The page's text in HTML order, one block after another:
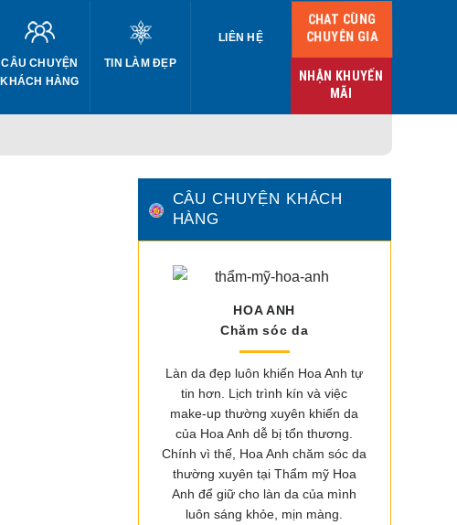
CÂU CHUYỆN
KHÁCH HÀNG
TIN LÀM ĐẸP
LIÊN HỆ
CHAT CÙNG
CHUYÊN GIA
NHẬN KHUYẾN
MÃI
CÂU CHUYỆN KHÁCH
HÀNG
HOA ANH
Chăm sóc da
Làn da đẹp luôn khiến Hoa Anh tự
tin hơn. Lịch trình kín và việc
make-up thường xuyên khiến da
của Hoa Anh dễ bị tổn thương.
Chính vì thế, Hoa Anh chăm sóc da
thường xuyên tại Thẩm mỹ Hoa
Anh để giữ cho làn da của mình
luôn sáng khỏe, mịn màng.